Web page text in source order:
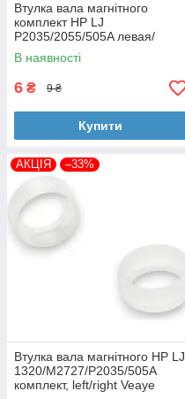
Втулка вала магнітного
комплект HP LJ
P2035/2055/505A левая/
правая Veaye (BSHMR-505A-
VE)
В наявності
6 ₴ 9 ₴
Купити
АКЦІЯ –33%
Втулка вала магнітного HP LJ
1320/M2727/P2035/505A
комплект, left/right Veaye